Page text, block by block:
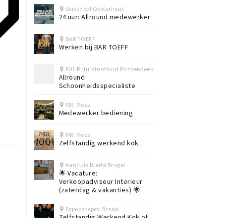
Skischool Oosterhout
24 uur: Allround medewerker
BAR TOEFF
Werken bij BAR TOEFF
PUUR Huidinstituut Prinsenbeek
Allround
Schoonheidsspecialiste
MR. Moos
Medewerker bediening
MR. Moos
Zelfstandig werkend kok
Aanhuis Breda Brugel
🌟 Vacature:
Verkoopadviseur Interieur
(zaterdag & vakanties) 🌟
Popocatepetl Breda